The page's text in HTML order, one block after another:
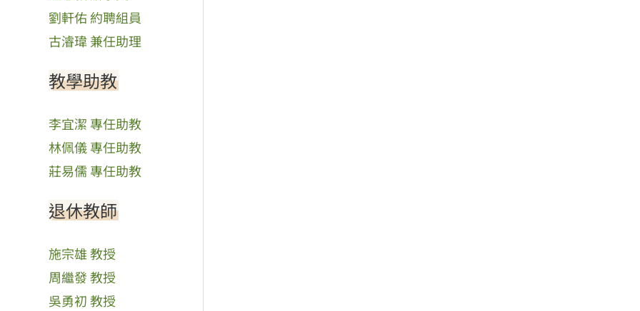
劉軒佑 約聘組員
古濬瑋 兼任助理
教學助教
李宜潔 專任助教
林佩儀 專任助教
莊易儒 專任助教
退休教師
施宗雄 教授
周繼發 教授
吳勇初 教授